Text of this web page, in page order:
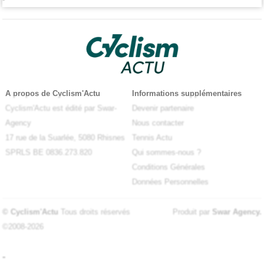
A propos de Cyclism'Actu
Cyclism'Actu est édité par Swar-
Agency
17 rue de la Suarlée, 5080 Rhisnes
SPRLS BE 0836.273.820
Informations supplémentaires
Devenir partenaire
Nous contacter
Tennis Actu
Qui sommes-nous ?
Conditions Générales
Données Personnelles
© Cyclism'Actu Tous droits réservés
©2008-2026
Produit par Swar Agency.
-